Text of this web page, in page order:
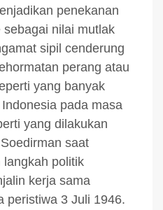
penekanan
nilai mutlak
sipil cenderung
perang atau
yang banyak
pada masa
yang dilakukan
saat
langkah politik
kerja sama
peristiwa 3 Juli 1946.